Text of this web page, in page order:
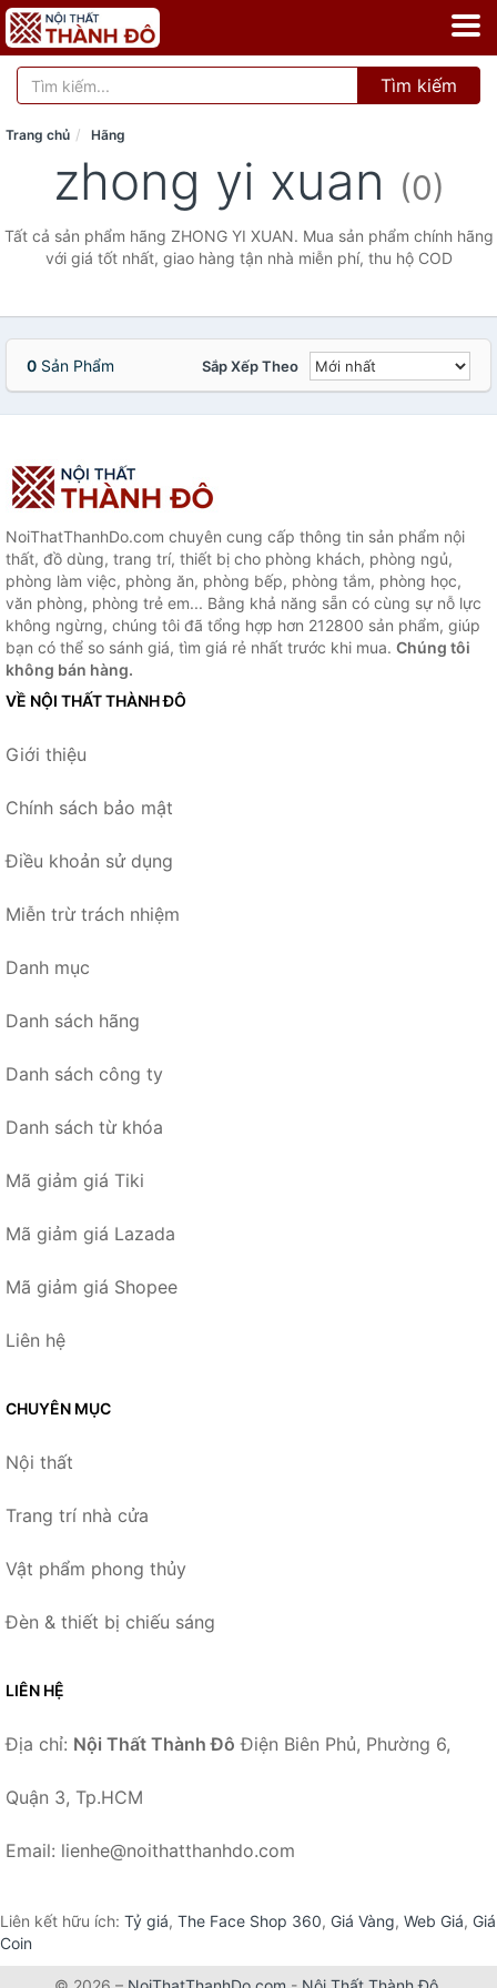
Tìm kiếm
Trang chủ Hãng
zhong yi xuan (0)
Tất cả sản phẩm hãng ZHONG YI XUAN. Mua sản phẩm chính hãng
với giá tốt nhất, giao hàng tận nhà miễn phí, thu hộ COD
0 Sản Phẩm Sắp Xếp Theo
NoiThatThanhDo.com chuyên cung cấp thông tin sản phẩm nội
thất, đồ dùng, trang trí, thiết bị cho phòng khách, phòng ngủ,
phòng làm việc, phòng ăn, phòng bếp, phòng tắm, phòng học,
văn phòng, phòng trẻ em... Bằng khả năng sẵn có cùng sự nỗ lực
không ngừng, chúng tôi đã tổng hợp hơn 212800 sản phẩm, giúp
bạn có thể so sánh giá, tìm giá rẻ nhất trước khi mua. Chúng tôi
không bán hàng.
VỀ NỘI THẤT THÀNH ĐÔ
Giới thiệu
Chính sách bảo mật
Điều khoản sử dụng
Miễn trừ trách nhiệm
Danh mục
Danh sách hãng
Danh sách công ty
Danh sách từ khóa
Mã giảm giá Tiki
Mã giảm giá Lazada
Mã giảm giá Shopee
Liên hệ
CHUYÊN MỤC
Nội thất
Trang trí nhà cửa
Vật phẩm phong thủy
Đèn & thiết bị chiếu sáng
LIÊN HỆ
Địa chỉ: Nội Thất Thành Đô Điện Biên Phủ, Phường 6,
Quận 3, Tp.HCM
Email: lienhe@noithatthanhdo.com
Liên kết hữu ích: Tỷ giá, The Face Shop 360, Giá Vàng, Web Giá, Giá
Coin